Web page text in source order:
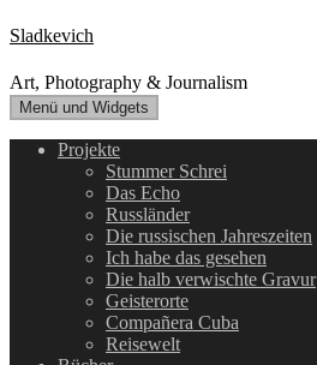
Zum
Inhalt
springen
Sladkevich
Art, Photography & Journalism
Menü und Widgets
Projekte
Stummer Schrei
Das Echo
Russländer
Die russischen Jahreszeiten
Ich habe das gesehen
Die halb verwischte Gravur
Geisterorte
Compañera Cuba
Reisewelt